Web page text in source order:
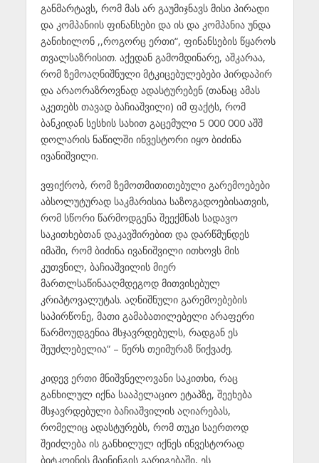
განმარტავს, რომ მას არ გაუმიჯნავს მისი პირადი
და კომპანიის ფინანსები და ის და კომპანია უნდა
განიხილონ ,,როგორც ერთი“, ფინანსების წყაროს
თვალსაზრისით. აქედან გამომდინარე, აშკარაა,
რომ ზემოაღნიშნული მტკიცებულებები პირდაპირ
და არაორაზროვნად ადასტურებენ (თანაც ამას
აკეთებს თავად ბაჩიაშვილი) იმ ფაქტს, რომ
ბანკიდან სესხის სახით გაცემული 5 000 000 აშშ
დოლარის ნაწილში ინვესტორი იყო ბიძინა
ივანიშვილი.
ვფიქრობ, რომ ზემოთმითითებული გარემოებები
აბსოლუტურად საკმარისია საზოგადოებისათვის,
რომ სწორი წარმოდგენა შეექმნას სადავო
საკითხებთან დაკავშირებით და დარწმუნდეს
იმაში, რომ ბიძინა ივანიშვილი ითხოვს მის
კუთვნილ, ბაჩიაშვილის მიერ
მართლსაწინააღმდეგოდ მითვისებულ
კრიპტოვალუტას. აღნიშნული გარემოებების
საპირწონე, მათი გამაბათილებელი არაფერი
წარმოუდგენია მსჯავრდებულს, რადგან ეს
შეუძლებელია“ – წერს თეიმურაზ წიქვაძე.
კიდევ ერთი მნიშვნელოვანი საკითხი, რაც
განხილულ იქნა სააპელაციო ეტაპზე, შეეხება
მსჯავრდებული ბაჩიაშვილის აღიარებას,
რომელიც ადასტურებს, რომ თუკი საერთოდ
შეიძლება ის განხილულ იქნეს ინვესტორად
ბიტკოინის მაინინგის გარიგებაში, ეს